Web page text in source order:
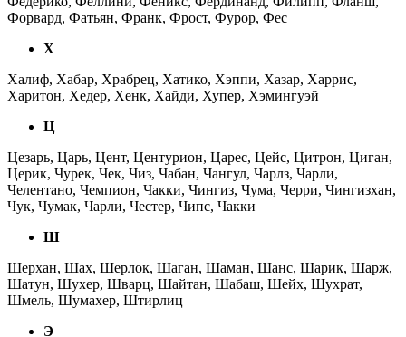
Форвард, Фатьян, Франк, Фрост, Фурор, Фес
Х
Халиф, Хабар, Храбрец, Хатико, Хэппи, Хазар, Харрис,
Харитон, Хедер, Хенк, Хайди, Хупер, Хэмингуэй
Ц
Цезарь, Царь, Цент, Центурион, Царес, Цейс, Цитрон, Циган,
Церик, Чурек, Чек, Чиз, Чабан, Чангул, Чарлз, Чарли,
Челентано, Чемпион, Чакки, Чингиз, Чума, Черри, Чингизхан,
Чук, Чумак, Чарли, Честер, Чипс, Чакки
Ш
Шерхан, Шах, Шерлок, Шаган, Шаман, Шанс, Шарик, Шарж,
Шатун, Шухер, Шварц, Шайтан, Шабаш, Шейх, Шухрат,
Шмель, Шумахер, Штирлиц
Э